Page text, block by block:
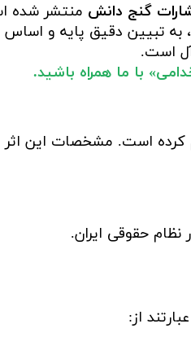
گنج دانش منتشر شده
به تبیین دقیق پایه و
است.
با ما همراه باشید.
کرده است. مشخصات این اثر
نظام حقوقی ایران.
از: